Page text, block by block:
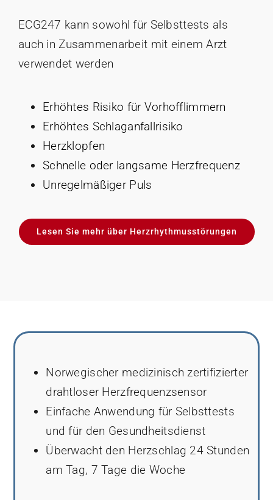
ECG247 kann sowohl für Selbsttests als
auch in Zusammenarbeit mit einem Arzt
verwendet werden
Erhöhtes Risiko für Vorhofflimmern
Erhöhtes Schlaganfallrisiko
Herzklopfen
Schnelle oder langsame Herzfrequenz
Unregelmäßiger Puls
Lesen Sie mehr über Herzrhythmusstörungen
Norwegischer medizinisch zertifizierter
drahtloser Herzfrequenzsensor
Einfache Anwendung für Selbsttests
und für den Gesundheitsdienst
Überwacht den Herzschlag 24 Stunden
am Tag, 7 Tage die Woche